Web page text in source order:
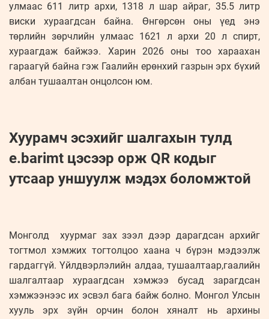
улмаас 611 литр архи, 1318 л шар айраг, 35.5 литр
виски хураагдсан байна. Өнгөрсөн оны үед энэ
төрлийн зөрчлийн улмаас 1621 л архи 20 л спирт,
хураагдаж байжээ. Харин 2026 оны тоо хараахан
гараагүй байна гэж Гаалийн ерөнхий газрын эрх бүхий
албан тушаалтан онцолсон юм.
Хуурамч эсэхийг шалгахын тулд
e.barimt цэсээр орж QR кодыг
утсаар уншуулж мэдэх боломжтой
Монголд хуурмаг зах зээл дээр дарагдсан архийг
тогтмол хэмжих тогтолцоо хаана ч бүрэн мэдээлж
гардаггүй. Үйлдвэрлэлийн алдаа, тушаалтаар,гаалийн
шалгалтаар хураагдсан хэмжээ бусад зарагдсан
хэмжээнээс их эсвэл бага байж болно. Монгол Улсын
хууль эрх зүйн орчин болон хяналт нь архины